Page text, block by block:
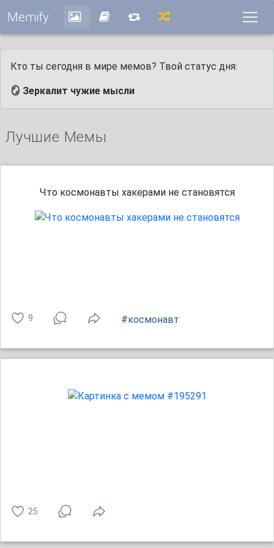
Memify
Кто ты сегодня в мире мемов? Твой статус дня:
🪞 Зеркалит чужие мысли
Лучшие Мемы
Что космонавты хакерами не становятся
9 #космонавт
25